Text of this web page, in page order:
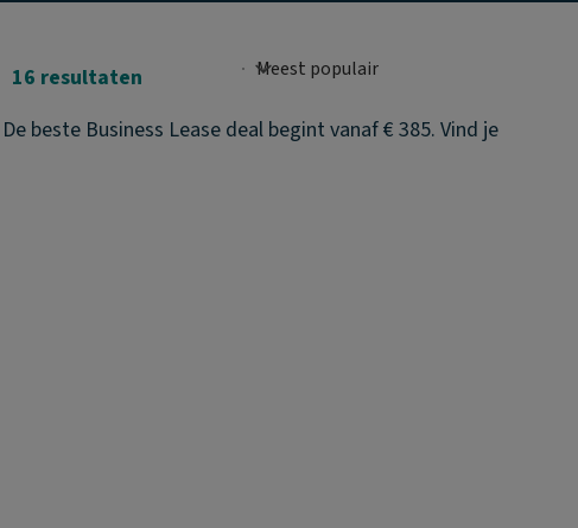
16 resultaten
beste Business Lease deal begint vanaf € 385. Vind je